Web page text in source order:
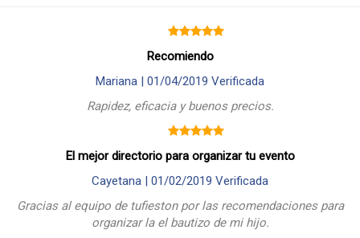
Recomiendo
Mariana | 01/04/2019 Verificada
Rapidez, eficacia y buenos precios.
El mejor directorio para organizar tu evento
Cayetana | 01/02/2019 Verificada
Gracias al equipo de tufieston por las recomendaciones para
organizar la el bautizo de mi hijo.